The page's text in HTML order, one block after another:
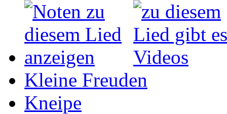
Kleine Freuden
Kneipe